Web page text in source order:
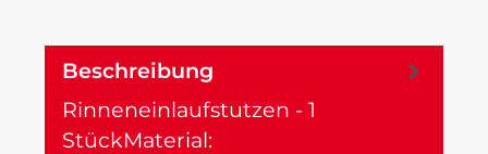
Beschreibung
Rinneneinlaufstutzen - 1
StückMaterial: